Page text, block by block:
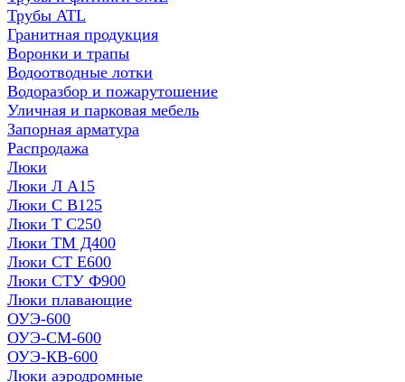
Трубы ATL
Гранитная продукция
Воронки и трапы
Водоотводные лотки
Водоразбор и пожарутошение
Уличная и парковая мебель
Запорная арматура
Распродажа
Люки
Люки Л А15
Люки С В125
Люки Т С250
Люки ТМ Д400
Люки СТ Е600
Люки СТУ Ф900
Люки плавающие
ОУЭ-600
ОУЭ-СМ-600
ОУЭ-КВ-600
Люки аэродромные